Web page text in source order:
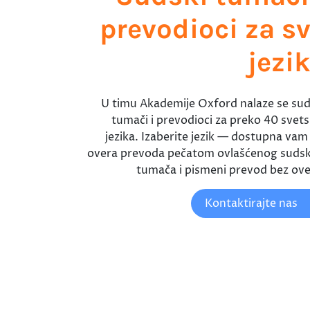
prevodioci za
U timu Akademije Oxford nalaze se
tumači i prevodioci za preko 40
jezika. Izaberite jezik — dostupna vam
overa prevoda pečatom ovlašćenog
tumača i pismeni prevod bez
Kontaktirajte nas